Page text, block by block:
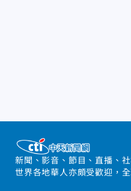
新聞、影音、節目、直播、
世界各地華人亦頗受歡迎，